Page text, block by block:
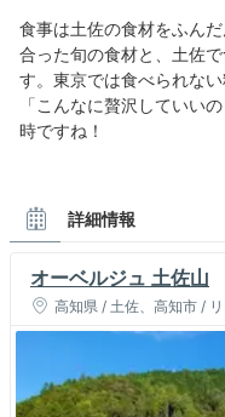
食事は土佐の食材をふん
合った旬の食材と、土佐
す。東京では食べられな
「こんなに贅沢していい
時ですね！
詳細情報
オーベルジュ 土佐山
高知県 / 土佐、高知市 /